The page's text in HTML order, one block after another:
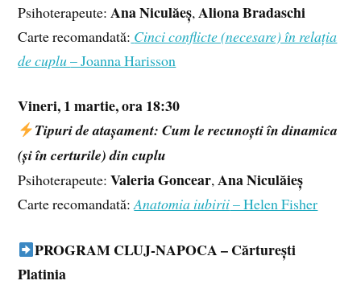
Psihoterapeute: Ana Niculăeș, Aliona Bradaschi
Carte recomandată: Cinci conflicte (necesare) în relația
de cuplu– Joanna Harisson
Vineri, 1 martie, ora 18:30
Tipuri de atașament: Cum le recunoști în dinamica
(și în certurile) din cuplu
Psihoterapeute: Valeria Goncear,Ana Niculăieș
Carte recomandată:Anatomia iubirii– Helen Fisher
PROGRAM CLUJ-NAPOCA – Cărturești
Platinia